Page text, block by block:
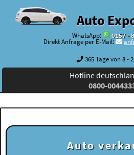
Auto
WhatsApp:
0157 -
Direkt Anfrage per E-Mail:
365 Tage von 8 -
Hotline
0800-
Auto